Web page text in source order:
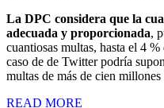
La DPC considera que la
adecuada y proporcionada,
cuantiosas multas, hasta el 4
caso de de Twitter podría
multas de más de cien millones
READ MORE